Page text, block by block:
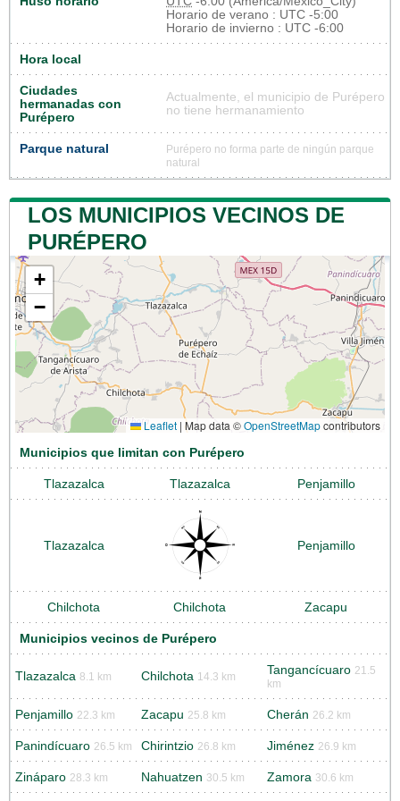
Horario de verano : UTC -5:00
Horario de invierno : UTC -6:00
Hora local
Ciudades
hermanadas con
Purépero
Actualmente, el municipio de Purépero
no tiene hermanamiento
Parque natural
Purépero no forma parte de ningún parque
natural
LOS MUNICIPIOS VECINOS DE
PURÉPERO
+
−
Leaflet | Map data ©OpenStreetMapcontributors
Municipios que limitan con Purépero
Tlazazalca Tlazazalca Penjamillo
Tlazazalca Penjamillo
Chilchota Chilchota Zacapu
Municipios vecinos de Purépero
Tlazazalca 8.1 km Chilchota 14.3 km Tangancícuaro 21.5
km
Penjamillo 22.3 km Zacapu 25.8 km Cherán 26.2 km
Panindícuaro 26.5 km Chirintzio 26.8 km Jiménez 26.9 km
Zináparo 28.3 km Nahuatzen 30.5 km Zamora 30.6 km